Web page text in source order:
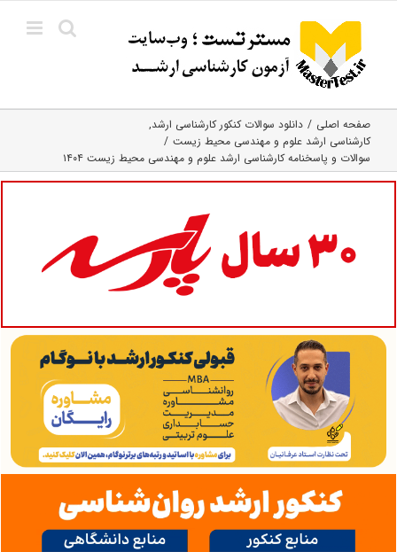
content
صفحه اصلی
دانلود سوالات کنکور کارشناسی ارشد
کارشناسی ارشد علوم و مهندسی محیط زیست
سوالات و پاسخنامه کارشناسی ارشد علوم و مهندسی محیط زیست ۱۴۰۴